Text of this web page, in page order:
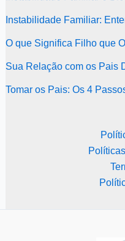
Instabilidade Familiar:
O que Significa Filho que
Sua Relação com os Pais
Tomar os Pais: Os 4